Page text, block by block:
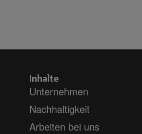
Inhalte
Unternehmen
Nachhaltigkeit
Arbeiten bei uns